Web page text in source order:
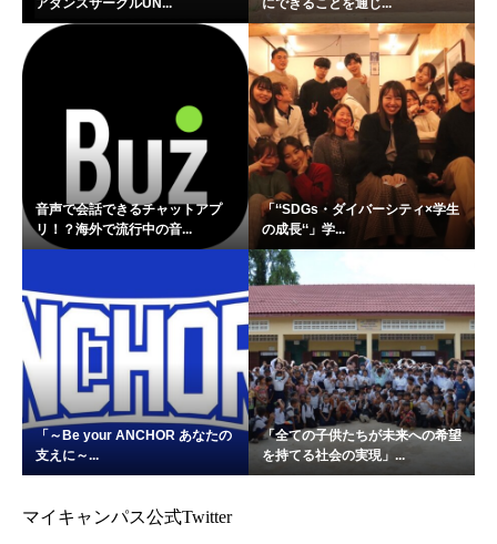
音声で会話できるチャットアプ
リ！？海外で流行中の音...
「‘‘SDGs・ダイバーシティ×学生
の成長‘‘」学...
「～Be your ANCHOR あなたの
支えに～...
「全ての子供たちが未来への希望
を持てる社会の実現」...
マイキャンパス公式Twitter